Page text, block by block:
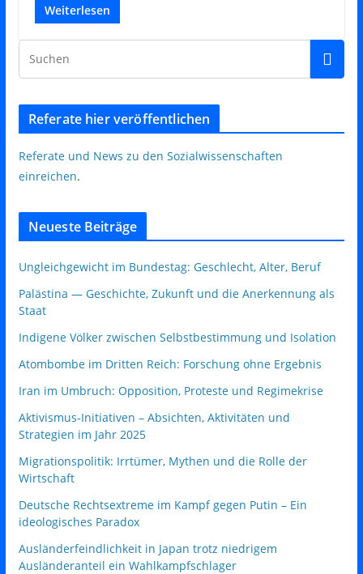
Weiterlesen
Referate hier veröffentlichen
Referate und News zu den Sozialwissenschaften
einreichen.
Neueste Beiträge
Ungleichgewicht im Bundestag: Geschlecht, Alter, Beruf
Palästina — Geschichte, Zukunft und die Anerkennung als
Staat
Indigene Völker zwischen Selbstbestimmung und Isolation
Atombombe im Dritten Reich: Forschung ohne Ergebnis
Iran im Umbruch: Opposition, Proteste und Regimekrise
Aktivismus‑Initiativen – Absichten, Aktivitäten und
Strategien im Jahr 2025
Migrationspolitik: Irrtümer, Mythen und die Rolle der
Wirtschaft
Deutsche Rechtsextreme im Kampf gegen Putin – Ein
ideologisches Paradox
Ausländerfeindlichkeit in Japan trotz niedrigem
Ausländeranteil ein Wahlkampfschlager